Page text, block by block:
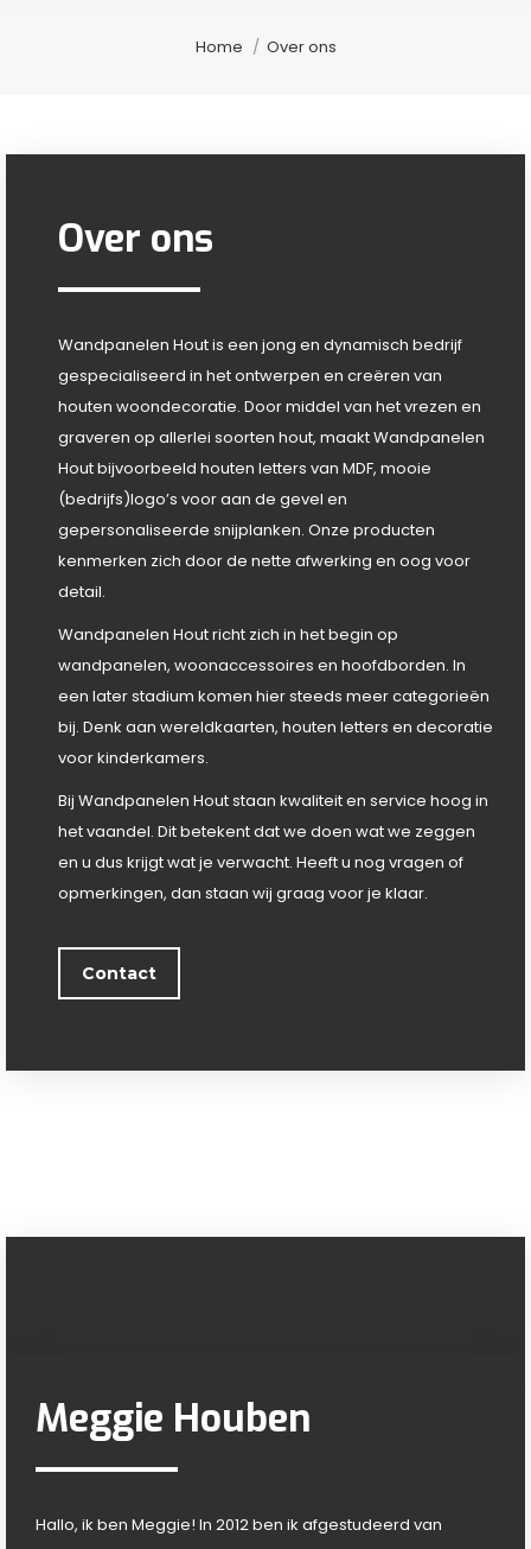
Je bent hier:
Home Over ons
Over ons
Wandpanelen Hout is een jong en dynamisch bedrijf
gespecialiseerd in het ontwerpen en creëren van
houten woondecoratie. Door middel van het vrezen en
graveren op allerlei soorten hout, maakt Wandpanelen
Hout bijvoorbeeld houten letters van MDF, mooie
(bedrijfs)logo’s voor aan de gevel en
gepersonaliseerde snijplanken. Onze producten
kenmerken zich door de nette afwerking en oog voor
detail.
Wandpanelen Hout richt zich in het begin op
wandpanelen, woonaccessoires en hoofdborden. In
een later stadium komen hier steeds meer categorieën
bij. Denk aan wereldkaarten, houten letters en decoratie
voor kinderkamers.
Bij Wandpanelen Hout staan kwaliteit en service hoog in
het vaandel. Dit betekent dat we doen wat we zeggen
en u dus krijgt wat je verwacht. Heeft u nog vragen of
opmerkingen, dan staan wij graag voor je klaar.
Contact
Meggie Houben
Hallo, ik ben Meggie! In 2012 ben ik afgestudeerd van